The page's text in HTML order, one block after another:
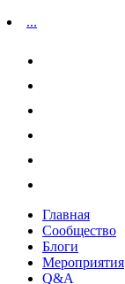
...
Главная
Сообщество
Блоги
Мероприятия
Q&A